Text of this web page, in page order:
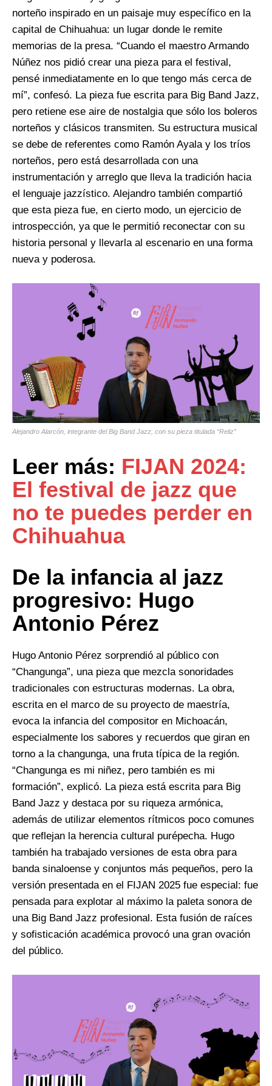
norteño inspirado en un paisaje muy específico en la
capital de Chihuahua: un lugar donde le remite
memorias de la presa. “Cuando el maestro Armando
Núñez nos pidió crear una pieza para el festival,
pensé inmediatamente en lo que tengo más cerca de
mí”, confesó. La pieza fue escrita para Big Band Jazz,
pero retiene ese aire de nostalgia que sólo los boleros
norteños y clásicos transmiten. Su estructura musical
se debe de referentes como Ramón Ayala y los tríos
norteños, pero está desarrollada con una
instrumentación y arreglo que lleva la tradición hacia
el lenguaje jazzístico. Alejandro también compartió
que esta pieza fue, en cierto modo, un ejercicio de
introspección, ya que le permitió reconectar con su
historia personal y llevarla al escenario en una forma
nueva y poderosa.
Alejandro Alarcón, integrante del Big Band Jazz, con su pieza titulada “Reliz”
Leer más: FIJAN 2024:
El festival de jazz que
no te puedes perder en
Chihuahua
De la infancia al jazz
progresivo: Hugo
Antonio Pérez
Hugo Antonio Pérez sorprendió al público con
“Changunga”, una pieza que mezcla sonoridades
tradicionales con estructuras modernas. La obra,
escrita en el marco de su proyecto de maestría,
evoca la infancia del compositor en Michoacán,
especialmente los sabores y recuerdos que giran en
torno a la changunga, una fruta típica de la región.
“Changunga es mi niñez, pero también es mi
formación”, explicó. La pieza está escrita para Big
Band Jazz y destaca por su riqueza armónica,
además de utilizar elementos rítmicos poco comunes
que reflejan la herencia cultural purépecha. Hugo
también ha trabajado versiones de esta obra para
banda sinaloense y conjuntos más pequeños, pero la
versión presentada en el FIJAN 2025 fue especial: fue
pensada para explotar al máximo la paleta sonora de
una Big Band Jazz profesional. Esta fusión de raíces
y sofisticación académica provocó una gran ovación
del público.